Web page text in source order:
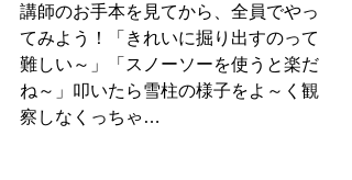
講師のお手本を見てから、全員でやっ
てみよう！「きれいに掘り出すのって
難しい～」「スノーソーを使うと楽だ
ね～」叩いたら雪柱の様子をよ～く観
察しなくっちゃ…